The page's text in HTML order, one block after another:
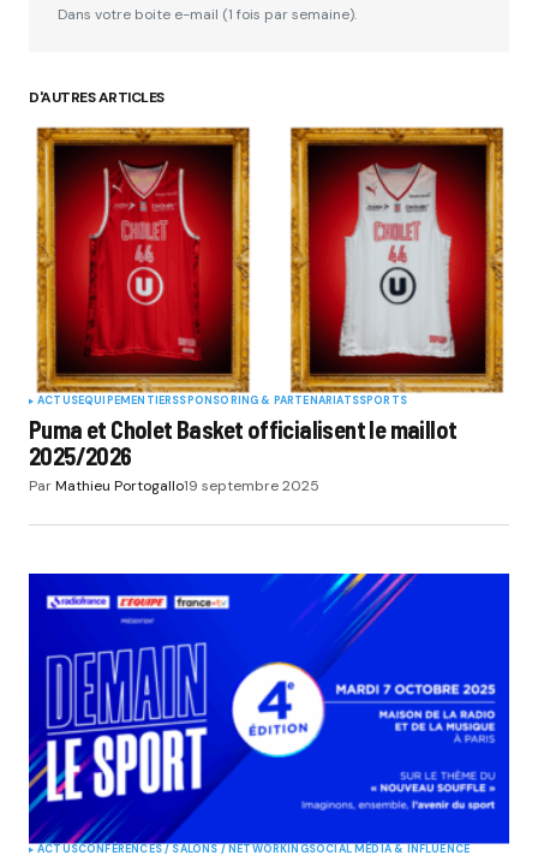
Dans votre boite e-mail (1 fois par semaine).
D'AUTRES ARTICLES
ACTUSEQUIPEMENTIERSSPONSORING & PARTENARIATSSPORTS
Puma et Cholet Basket officialisent le maillot
2025/2026
ParMathieu Portogallo19 septembre 2025
ACTUSCONFÉRENCES / SALONS / NETWORKINGSOCIAL MÉDIA & INFLUENCE